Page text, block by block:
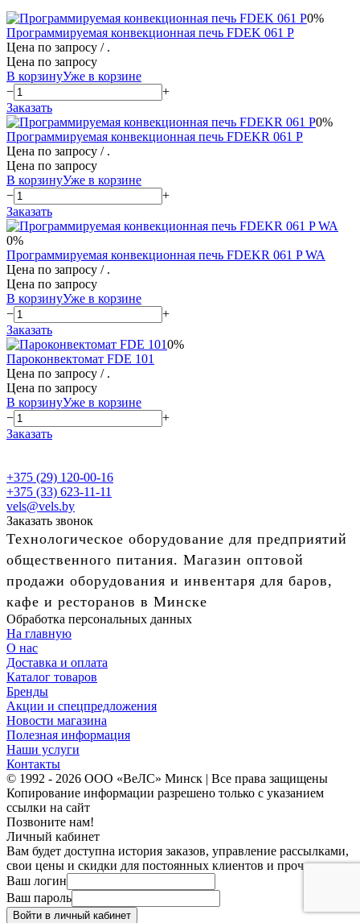
0%
Программируемая конвекционная печь FDEK 061 P
Цена по запросу / .
Цена по запросу
В корзинуУже в корзине
−
+
Заказать
0%
Программируемая конвекционная печь FDEKR 061 P
Цена по запросу / .
Цена по запросу
В корзинуУже в корзине
−
+
Заказать
0%
Программируемая конвекционная печь FDEKR 061 P WA
Цена по запросу / .
Цена по запросу
В корзинуУже в корзине
−
+
Заказать
0%
Пароконвектомат FDE 101
Цена по запросу / .
Цена по запросу
В корзинуУже в корзине
−
+
Заказать
+375 (29) 120-00-16
+375 (33) 623-11-11
vels@vels.by
Заказать звонок
Технологическое оборудование для предприятий
общественного питания. Магазин оптовой
продажи оборудования и инвентаря для баров,
кафе и ресторанов в Минске
Обработка персональных данных
На главную
О нас
Доставка и оплата
Каталог товаров
Бренды
Акции и спецпредложения
Новости магазина
Полезная информация
Наши услуги
Контакты
© 1992 - 2026 ООО «ВеЛС» Минск | Все права защищены
Копирование информации разрешено только с указанием
ссылки на сайт
Позвоните нам!
Личный кабинет
Вам будет доступна история заказов, управление рассылками,
свои цены и скидки для постоянных клиентов и прочее.
Ваш логин
Ваш пароль
Войти в личный кабинет